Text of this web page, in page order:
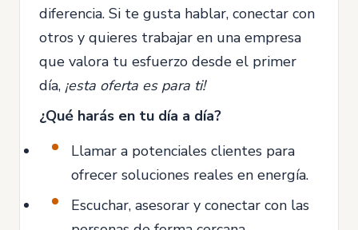
diferencia. Si te gusta hablar, conectar con
otros y quieres trabajar en una empresa
que valora tu esfuerzo desde el primer
día, ¡esta oferta es para ti!
¿Qué harás en tu día a día?
Llamar a potenciales clientes para
ofrecer soluciones reales en energía.
Escuchar, asesorar y conectar con las